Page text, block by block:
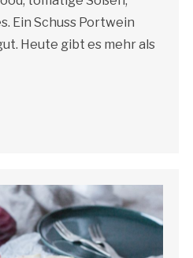
Ein Schuss Portwein
Heute gibt es mehr als